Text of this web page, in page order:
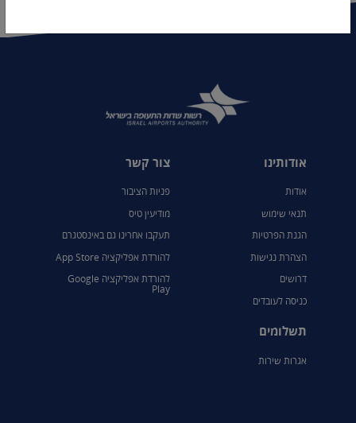
אודותינו
אודות
תנאי שימוש
הגנת הפרטיות
הצהרת נגישות
דרושים
כניסה לעובדים
תשלומים
אגרות שירות
צור קשר
פניות הציבור
מודיעין טיס
תעקבו אחרינו גם באינסטגרם
להורדת אפליקציה App Store
להורדת אפליקציה Google
Play